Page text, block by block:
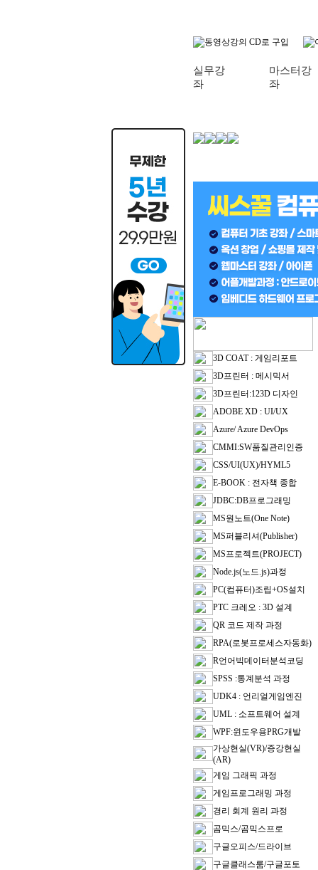
실무강
좌
마스터강
좌
3D COAT : 게임리포트
3D프린터 : 메시믹서
3D프린터:123D 디자인
ADOBE XD : UI/UX
Azure/ Azure DevOps
CMMI:SW품질관리인증
CSS/UI(UX)/HYML5
E-BOOK : 전자책 종합
JDBC:DB프로그래밍
MS원노트(One Note)
MS퍼블리셔(Publisher)
MS프로젝트(PROJECT)
Node.js(노드.js)과정
PC(컴퓨터)조립+OS설치
PTC 크레오 : 3D 설계
QR 코드 제작 과정
RPA(로봇프로세스자동화)
R언어빅데이터분석코딩
SPSS :통계분석 과정
UDK4 : 언리얼게임엔진
UML : 소프트웨어 설계
WPF:윈도우용PRG개발
가상현실(VR)/증강현실
(AR)
게임 그래픽 과정
게임프로그래밍 과정
경리 회계 원리 과정
곰믹스/곰믹스프로
구글오피스/드라이브
구글클래스룸/구글포토